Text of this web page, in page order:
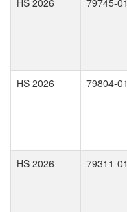
HS 2026 79804-01
HS 2026 79311-01